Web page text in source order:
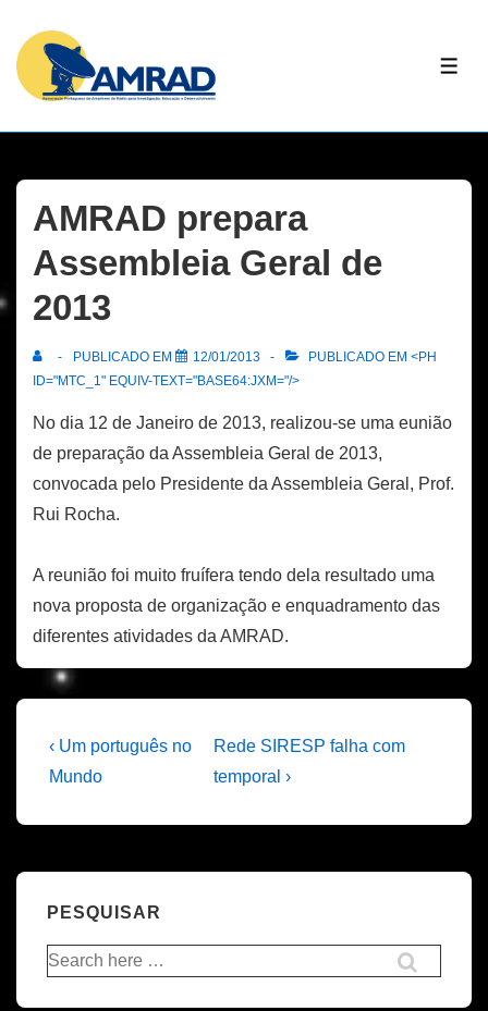
Skip
Content
AMRAD prepara
Assembleia Geral de
2013
PUBLICADO EM 12/01/2013
PUBLICADO EM <PH
ID="MTC_1" EQUIV-TEXT="BASE64:JXM="/>
No dia 12 de Janeiro de 2013, realizou-se uma eunião
de preparação da Assembleia Geral de 2013,
convocada pelo Presidente da Assembleia Geral, Prof.
Rui Rocha.
A reunião foi muito fruífera tendo dela resultado uma
nova proposta de organização e enquadramento das
diferentes atividades da AMRAD.
Navegação
de
artigos
Previous
Post
‹ Um português no
Mundo
Next
Post
Rede SIRESP falha com
temporal ›
PESQUISAR
Pesquisar
por: